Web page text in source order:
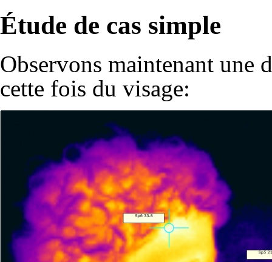
Étude de cas simple
Observons maintenant une
cette fois du visage: